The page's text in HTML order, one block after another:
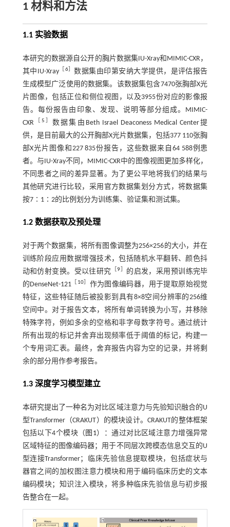
1 材料和方法
1.1 实验数据
本研究的数据源自公开的胸片数据集IU-Xray和MIMIC-CXR，
其中IU-Xray［ 6］数据集由印第安纳大学提供，是评估报告
生成模型广泛使用的数据集。该数据集包含7470张胸部X光
片图像，包括正位和侧位视图，以及3955份对应的影像报
告。每份报告由印象、发现、说明等部分组成。MIMIC-
CXR
5 ］数据集由Beth Israel Deaconess Medical Center提
供，是目前最大的公开胸部X光片数据集，包括377 110张胸
部X光片图像和227 835份报告，这些数据来自64 588例患
者。与IU-Xray不同，MIMIC-CXR中的图像视图更加多样化，
不同患者之间的差异显著。为了更公平地将我们的结果与
其他研究进行比较，采用官方数据集划分方式，将数据集
按7∶1∶2的比例划分为训练集、验证集和测试集。
1.2 数据获取及预处理
对于两个数据集，将所有图像调整为256×256的大小，并在
训练阶段应用数据增强技术，包括随机水平翻转、颜色抖
动和仿射变换。受以往研究 ［9
的启发，采用预训练完毕
的DenseNet-121
10］ 作为图像编码器，用于提取原始视觉
特征，这些特征随后被投影到具有8×8空间分辨率的256维
空间中。对于报告文本，将所有单词转换为小写，并移除
特殊字符，例如多余的空格和非字母数字符号。通过统计
所有出现的标记并舍弃出现频率低于阈值的标记，构建一
个专用词汇表。最终，舍弃报告内容为空的记录，并将剩
余的部分用作参考报告。
1.3 深度学习模型建立
本研究提出了一种名为对比区域注意力与先验知识融合的U
型Transformer（CRAKUT）的模块设计。CRAKUT的整体框架
包括以下4个模块（ 图1）：通过对比区域注意力增强异常
区域特征的图像编码器；用于不同层次跨模态信息交互的U
型连接Transformer；临床先验信息提取模块，包括症状与
器官之间的加权图注意力模块和用于编码临床历史的文本
编码模块；知识注入模块，将多种临床先验信息与初步报
告整合在一起。